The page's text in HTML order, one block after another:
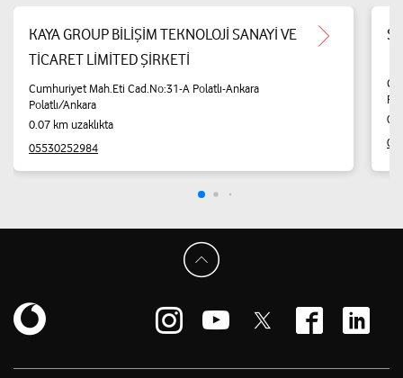
KAYA GROUP BİLİŞİM TEKNOLOJİ SANAYİ VE
TİCARET LİMİTED ŞİRKETİ
Cumhuriyet Mah.Eti Cad.No:31-A Polatlı-Ankara
Polatlı/Ankara
0.07 km uzaklıkta
05530252984